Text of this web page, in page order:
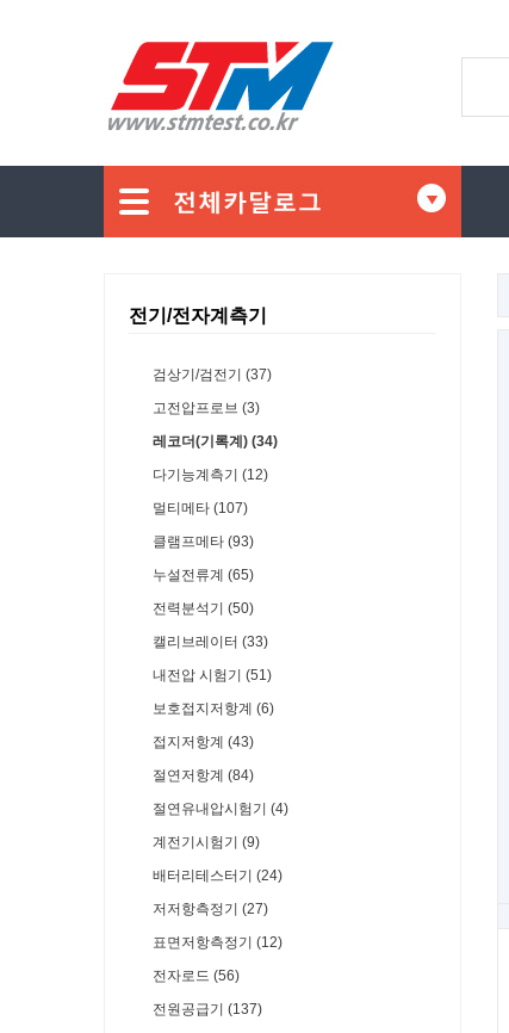
전기/전자계측기
검상기/검전기 (37)
고전압프로브 (3)
레코더(기록계) (34)
다기능계측기 (12)
멀티메타 (107)
클램프메타 (93)
누설전류계 (65)
전력분석기 (50)
캘리브레이터 (33)
내전압 시험기 (51)
보호접지저항계 (6)
접지저항계 (43)
절연저항계 (84)
절연유내압시험기 (4)
계전기시험기 (9)
배터리테스터기 (24)
저저항측정기 (27)
표면저항측정기 (12)
전자로드 (56)
전원공급기 (137)